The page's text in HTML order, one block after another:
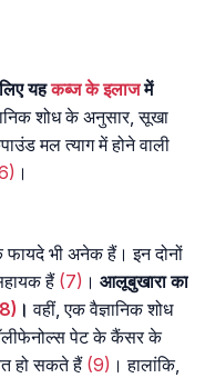
यहकब्ज के इलाजमें
शोध के अनुसार, सूखा
मल त्याग में होने वाली
।
भी अनेक हैं। इन दोनों
हैं (7) । आलूबुखारा का
। वहीं, एक वैज्ञानिक शोध
पेट के कैंसर के
हो सकते हैं (9) । हालांकि,